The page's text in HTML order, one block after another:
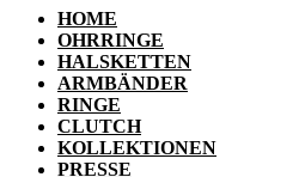
HOME
OHRRINGE
HALSKETTEN
ARMBÄNDER
RINGE
CLUTCH
KOLLEKTIONEN
PRESSE